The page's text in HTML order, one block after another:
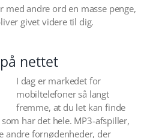
med andre ord en masse penge,
givet videre til dig.
nettet
I dag er markedet for
mobiltelefoner så langt
fremme, at du let kan finde
har det hele. MP3-afspiller,
andre fornødenheder, der